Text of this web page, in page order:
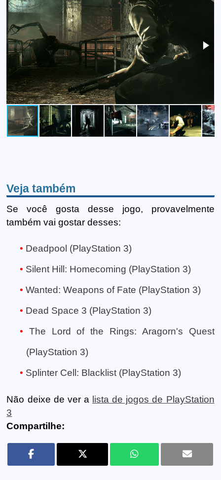
Veja também
Se você gosta desse jogo, provavelmente
também vai gostar desses:
Deadpool (PlayStation 3)
Silent Hill: Homecoming (PlayStation 3)
Wanted: Weapons of Fate (PlayStation 3)
Dead Space 3 (PlayStation 3)
The Lord of the Rings: Aragorn's Quest
(PlayStation 3)
Splinter Cell: Blacklist (PlayStation 3)
Não deixe de ver a lista de jogos de PlayStation
3
Compartilhe: